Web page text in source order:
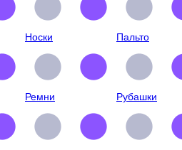
Носки Пальто
Ремни Рубашки